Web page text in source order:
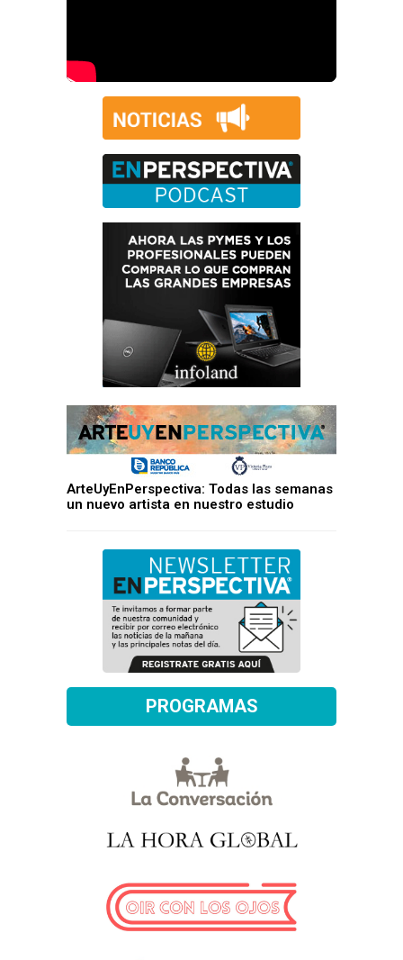
ArteUyEnPerspectiva: Todas las semanas
un nuevo artista en nuestro estudio
PROGRAMAS